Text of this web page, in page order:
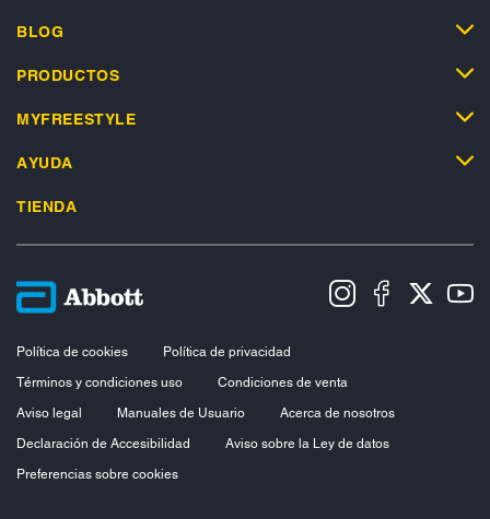
BLOG
PRODUCTOS
MYFREESTYLE
AYUDA
TIENDA
Política de cookies
Política de privacidad
Términos y condiciones uso
Condiciones de venta
Aviso legal
Manuales de Usuario
Acerca de nosotros
Declaración de Accesibilidad
Aviso sobre la Ley de datos
Preferencias sobre cookies